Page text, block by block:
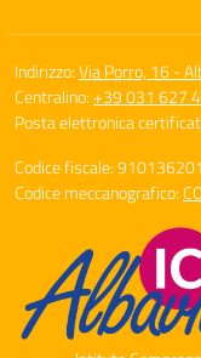
Indirizzo:Via Porro, 16 -
Centralino:+39 031 627
Posta elettronica
Codice fiscale:
Codice meccanografico: